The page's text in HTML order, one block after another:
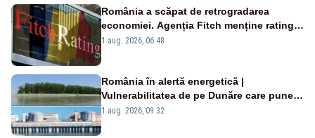
România a scăpat de retrogradarea
economiei. Agenția Fitch menține ratingul
„BBB-” cu perspectivă negativă
1 aug. 2026, 06:48
România în alertă energetică |
Vulnerabilitatea de pe Dunăre care pune
în pericol Centrala Cernavodă era
1 aug. 2026, 09:32